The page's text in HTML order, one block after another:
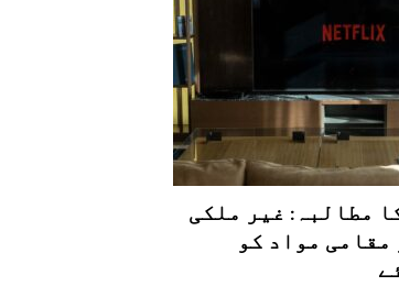
مطالبہ: غیر ملکی
مقامی مواد کو